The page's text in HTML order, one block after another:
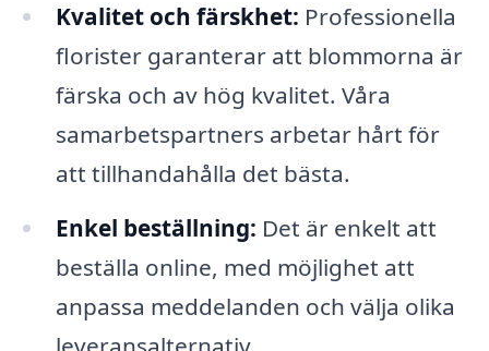
Kvalitet och färskhet: Professionella
florister garanterar att blommorna är
färska och av hög kvalitet. Våra
samarbetspartners arbetar hårt för
att tillhandahålla det bästa.
Enkel beställning: Det är enkelt att
beställa online, med möjlighet att
anpassa meddelanden och välja olika